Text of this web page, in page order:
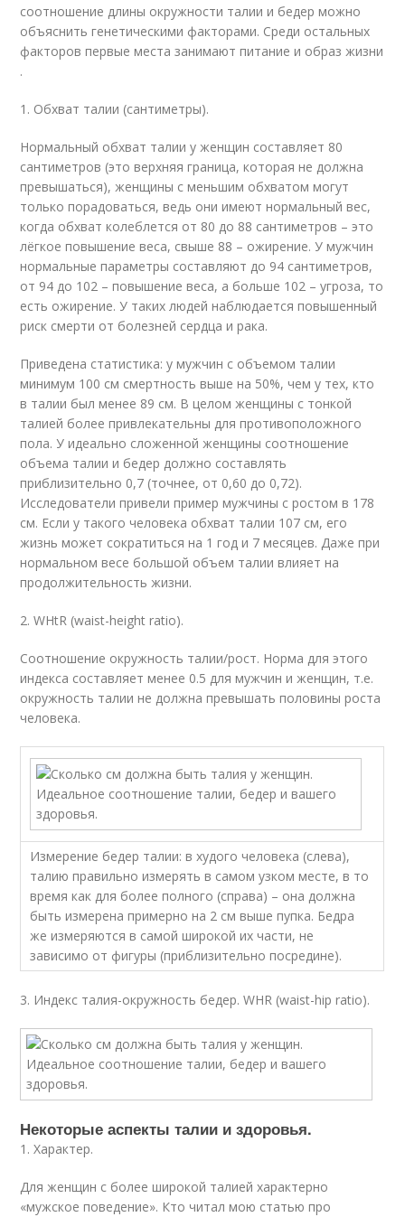
соотношение длины окружности талии и бедер можно
объяснить генетическими факторами. Среди остальных
факторов первые места занимают питание и образ жизни
.
1. Обхват талии (сантиметры).
Нормальный обхват талии у женщин составляет 80
сантиметров (это верхняя граница, которая не должна
превышаться), женщины с меньшим обхватом могут
только порадоваться, ведь они имеют нормальный вес,
когда обхват колеблется от 80 до 88 сантиметров – это
лёгкое повышение веса, свыше 88 – ожирение. У мужчин
нормальные параметры составляют до 94 сантиметров,
от 94 до 102 – повышение веса, а больше 102 – угроза, то
есть ожирение. У таких людей наблюдается повышенный
риск смерти от болезней сердца и рака.
Приведена статистика: у мужчин с объемом талии
минимум 100 см смертность выше на 50%, чем у тех, кто
в талии был менее 89 см. В целом женщины с тонкой
талией более привлекательны для противоположного
пола. У идеально сложенной женщины соотношение
объема талии и бедер должно составлять
приблизительно 0,7 (точнее, от 0,60 до 0,72).
Исследователи привели пример мужчины с ростом в 178
см. Если у такого человека обхват талии 107 см, его
жизнь может сократиться на 1 год и 7 месяцев. Даже при
нормальном весе большой объем талии влияет на
продолжительность жизни.
2. WHtR (waist-height ratio).
Соотношение окружность талии/рост. Норма для этого
индекса составляет менее 0.5 для мужчин и женщин, т.е.
окружность талии не должна превышать половины роста
человека.
Измерение бедер талии: в худого человека (слева),
талию правильно измерять в самом узком месте, в то
время как для более полного (справа) – она должна
быть измерена примерно на 2 см выше пупка. Бедра
же измеряются в самой широкой их части, не
зависимо от фигуры (приблизительно посредине).
3. Индекс талия-окружность бедер. WHR (waist-hip ratio).
Некоторые аспекты талии и здоровья.
1. Характер.
Для женщин с более широкой талией характерно
«мужское поведение». Кто читал мою статью про